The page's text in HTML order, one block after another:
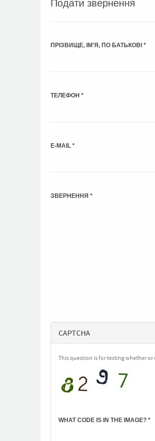
Подати звернення
ПРІЗВИЩЕ, ІМ'Я, ПО БАТЬКОВІ *
ТЕЛЕФОН *
E-MAIL *
ЗВЕРНЕННЯ *
CAPTCHA
This question is for testing whether
WHAT CODE IS IN THE IMAGE? *